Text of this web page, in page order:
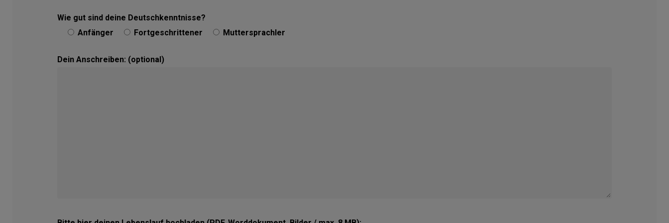
Wie gut sind deine Deutschkenntnisse?
Anfänger
Fortgeschrittener Muttersprachler
Dein Anschreiben: (optional)